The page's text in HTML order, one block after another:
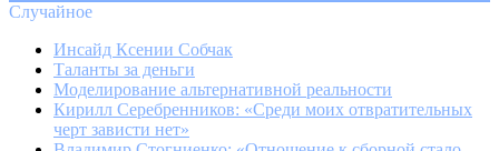
Случайное
Инсайд Ксении Собчак
Таланты за деньги
Моделирование альтернативной реальности
Кирилл Серебренников: «Среди моих отвратительных
черт зависти нет»